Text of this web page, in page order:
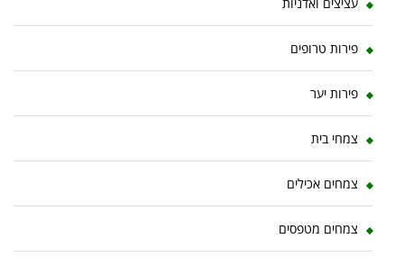
פירות טרופים
פירות יער
צמחי בית
צמחים אכילים
צמחים מטפסים